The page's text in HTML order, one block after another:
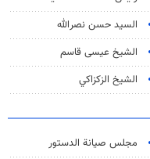
السيد حسن نصرالله
الشيخ عيسى قاسم
الشيخ الزكزاكي
مجلس صيانة الدستور